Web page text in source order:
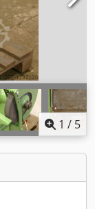
1 / 5